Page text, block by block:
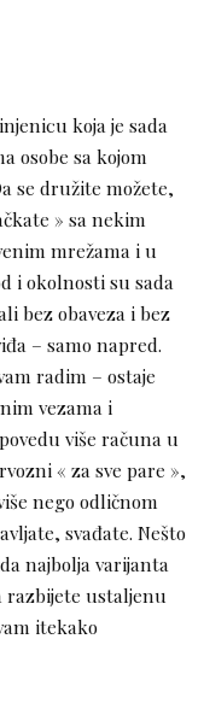
koja je sada
osobe sa kojom
se družite možete,
» sa nekim
mrežama i u
i okolnosti su sada
bez obaveza i bez
– samo napred.
radim – ostaje
vezama i
više računa u
« za sve pare »,
nego odličnom
svađate. Nešto
najbolja varijanta
ustaljenu
itekako